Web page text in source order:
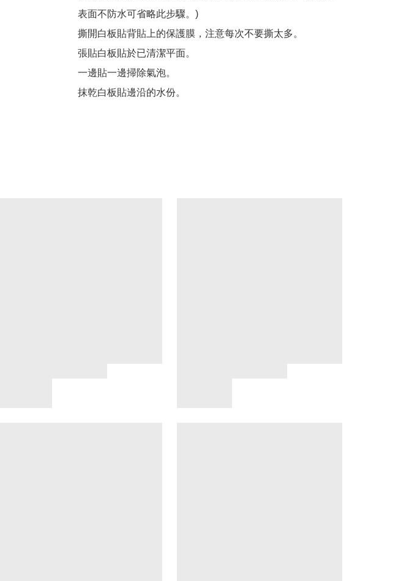
表面不防水可省略此步驟。)
撕開白板貼背貼上的保護膜，注意每次不要撕太多。
張貼白板貼於已清潔平面。
一邊貼一邊掃除氣泡。
抹乾白板貼邊沿的水份。